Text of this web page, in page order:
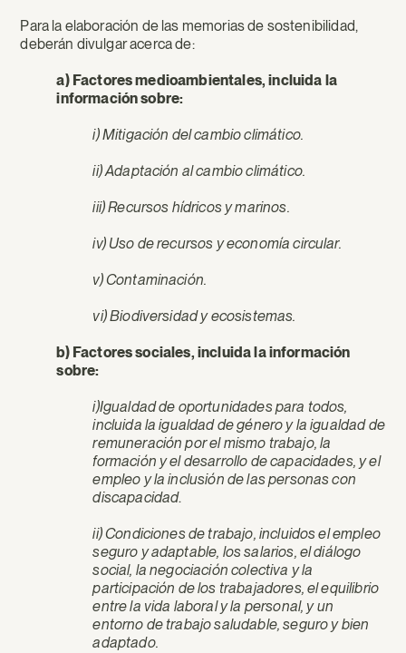
Para la elaboración de las memorias de sostenibilidad,
deberán divulgar acerca de:
a) Factores medioambientales, incluida la
información sobre:
i) Mitigación del cambio climático.
ii) Adaptación al cambio climático.
iii) Recursos hídricos y marinos.
iv) Uso de recursos y economía circular.
v) Contaminación.
vi) Biodiversidad y ecosistemas.
b) Factores sociales, incluida la información
sobre:
i)Igualdad de oportunidades para todos,
incluida la igualdad de género y la igualdad de
remuneración por el mismo trabajo, la
formación y el desarrollo de capacidades, y el
empleo y la inclusión de las personas con
discapacidad.
ii) Condiciones de trabajo, incluidos el empleo
seguro y adaptable, los salarios, el diálogo
social, la negociación colectiva y la
participación de los trabajadores, el equilibrio
entre la vida laboral y la personal, y un
entorno de trabajo saludable, seguro y bien
adaptado.